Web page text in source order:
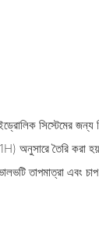
সিস্টেমের জন্য
অনুসারে তৈরি করা
তাপমাত্রা এবং চাপ